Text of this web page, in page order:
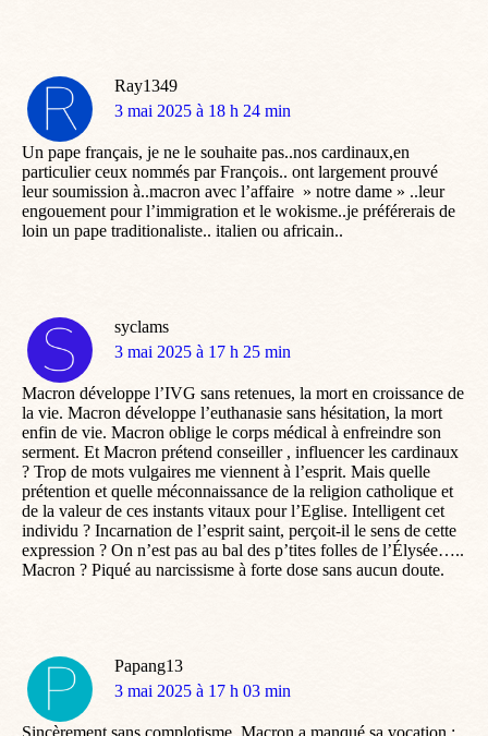
Ray1349
dit
3 mai 2025 à 18 h 24 min
Un pape français, je ne le souhaite pas..nos cardinaux,en
particulier ceux nommés par François.. ont largement prouvé
leur soumission à..macron avec l’affaire » notre dame » ..leur
engouement pour l’immigration et le wokisme..je préférerais de
loin un pape traditionaliste.. italien ou africain..
syclams
dit
3 mai 2025 à 17 h 25 min
Macron développe l’IVG sans retenues, la mort en croissance de
la vie. Macron développe l’euthanasie sans hésitation, la mort
enfin de vie. Macron oblige le corps médical à enfreindre son
serment. Et Macron prétend conseiller , influencer les cardinaux
? Trop de mots vulgaires me viennent à l’esprit. Mais quelle
prétention et quelle méconnaissance de la religion catholique et
de la valeur de ces instants vitaux pour l’Eglise. Intelligent cet
individu ? Incarnation de l’esprit saint, perçoit-il le sens de cette
expression ? On n’est pas au bal des p’tites folles de l’Élysée…..
Macron ? Piqué au narcissisme à forte dose sans aucun doute.
Papang13
dit
3 mai 2025 à 17 h 03 min
Sincèrement sans complotisme, Macron a manqué sa vocation :